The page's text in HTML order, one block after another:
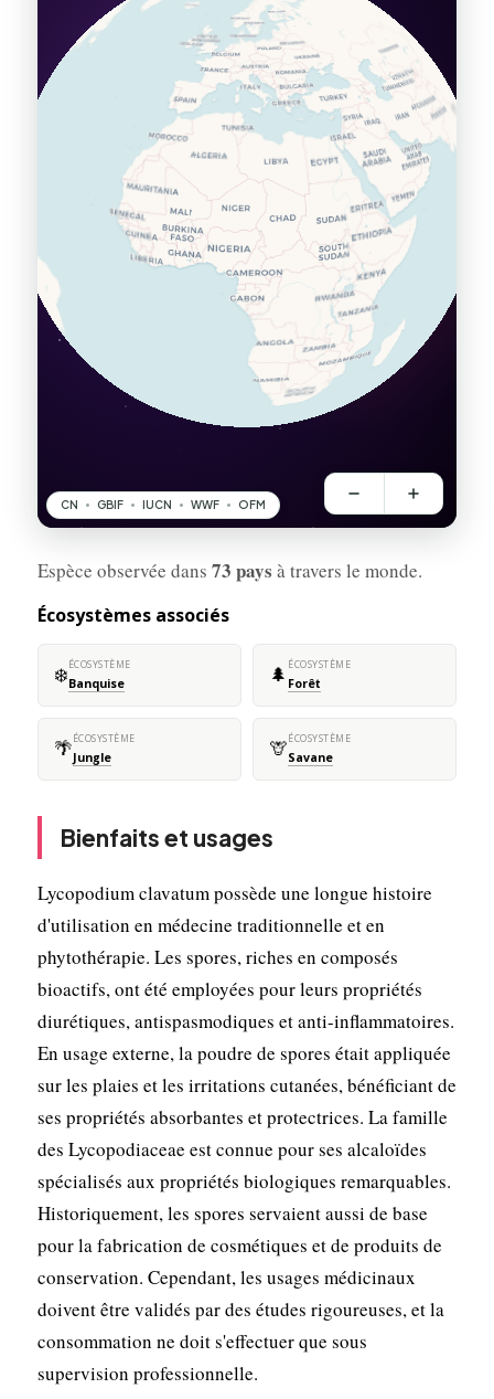
Espèce observée dans 73 pays à travers le monde.
Écosystèmes associés
❄️ÉCOSYSTÈME
Banquise 🌲 ÉCOSYSTÈME
Forêt
🌴ÉCOSYSTÈME
Jungle 🦒ÉCOSYSTÈME
Savane
Bienfaits et usages
Lycopodium clavatum possède une longue histoire
d'utilisation en médecine traditionnelle et en
phytothérapie. Les spores, riches en composés
bioactifs, ont été employées pour leurs propriétés
diurétiques, antispasmodiques et anti-inflammatoires.
En usage externe, la poudre de spores était appliquée
sur les plaies et les irritations cutanées, bénéficiant de
ses propriétés absorbantes et protectrices. La famille
des Lycopodiaceae est connue pour ses alcaloïdes
spécialisés aux propriétés biologiques remarquables.
Historiquement, les spores servaient aussi de base
pour la fabrication de cosmétiques et de produits de
conservation. Cependant, les usages médicinaux
doivent être validés par des études rigoureuses, et la
consommation ne doit s'effectuer que sous
supervision professionnelle.